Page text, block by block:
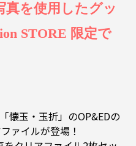
真を使用したグッ
STORE 限定で
懐玉・玉折」のOP&EDの
ァイルが登場！